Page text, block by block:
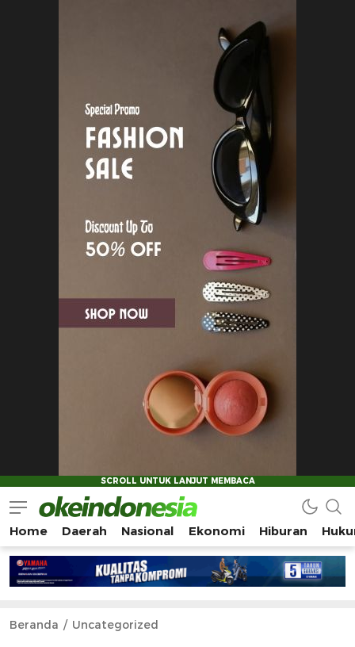
Okeindonesia.Online
Mengonlinekan Indonesia Secara Utuh
Home Daerah Nasional Ekonomi Hiburan
Beranda Uncategorized